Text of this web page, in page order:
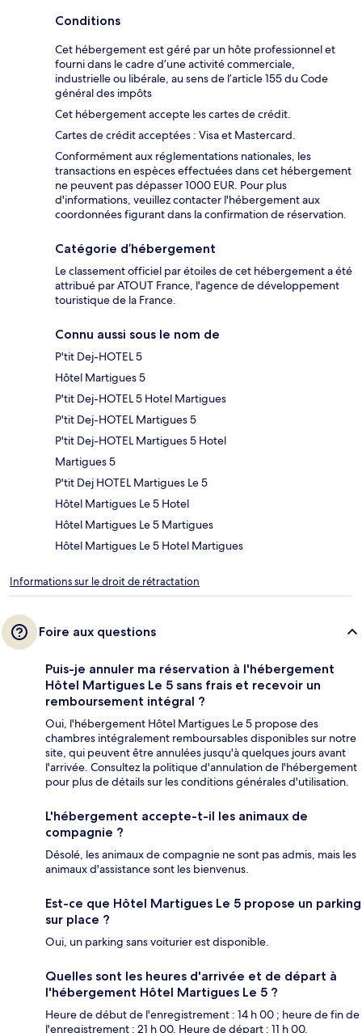
Conditions
Cet hébergement est géré par un hôte professionnel et
fourni dans le cadre d’une activité commerciale,
industrielle ou libérale, au sens de l’article 155 du Code
général des impôts
Cet hébergement accepte les cartes de crédit.
Cartes de crédit acceptées : Visa et Mastercard.
Conformément aux réglementations nationales, les
transactions en espèces effectuées dans cet hébergement
ne peuvent pas dépasser 1000 EUR. Pour plus
d'informations, veuillez contacter l'hébergement aux
coordonnées figurant dans la confirmation de réservation.
Catégorie d’hébergement
Le classement officiel par étoiles de cet hébergement a été
attribué par ATOUT France, l'agence de développement
touristique de la France.
Connu aussi sous le nom de
P'tit Dej-HOTEL 5
Hôtel Martigues 5
P'tit Dej-HOTEL 5 Hotel Martigues
P'tit Dej-HOTEL Martigues 5
P'tit Dej-HOTEL Martigues 5 Hotel
Martigues 5
P'tit Dej HOTEL Martigues Le 5
Hôtel Martigues Le 5 Hotel
Hôtel Martigues Le 5 Martigues
Hôtel Martigues Le 5 Hotel Martigues
Informations sur le droit de rétractation
Foire aux questions
Puis-je annuler ma réservation à l'hébergement
Hôtel Martigues Le 5 sans frais et recevoir un
remboursement intégral ?
Oui, l'hébergement Hôtel Martigues Le 5 propose des
chambres intégralement remboursables disponibles sur notre
site, qui peuvent être annulées jusqu'à quelques jours avant
l'arrivée. Consultez la politique d'annulation de l'hébergement
pour plus de détails sur les conditions générales d'utilisation.
L'hébergement accepte-t-il les animaux de
compagnie ?
Désolé, les animaux de compagnie ne sont pas admis, mais les
animaux d'assistance sont les bienvenus.
Est-ce que Hôtel Martigues Le 5 propose un parking
sur place ?
Oui, un parking sans voiturier est disponible.
Quelles sont les heures d'arrivée et de départ à
l'hébergement Hôtel Martigues Le 5 ?
Heure de début de l'enregistrement : 14 h 00 ; heure de fin de
l'enregistrement : 21 h 00. Heure de départ : 11 h 00.